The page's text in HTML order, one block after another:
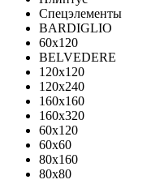
Спецэлементы
BARDIGLIO
60x120
BELVEDERE
120x120
120x240
160x160
160x320
60x120
60x60
80x160
80x80